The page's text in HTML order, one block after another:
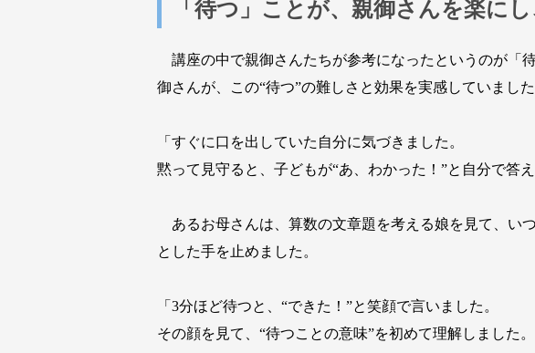
「待つ」ことが、親御さんを楽に
講座の中で親御さんたちが参考になったというのが「
御さんが、この“待つ”の難しさと効果を実感していました
「すぐに口を出していた自分に気づきました。
黙って見守ると、子どもが“あ、わかった！”と自分で答え
あるお母さんは、算数の文章題を考える娘を見て、い
とした手を止めました。
「3分ほど待つと、“できた！”と笑顔で言いました。
その顔を見て、“待つことの意味”を初めて理解しました。